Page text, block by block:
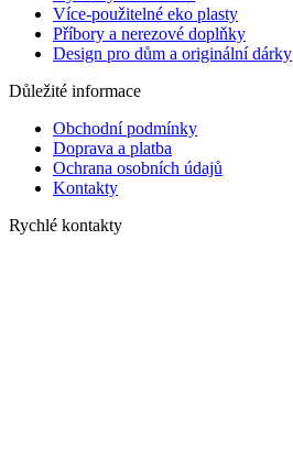
Více-použitelné eko plasty
Příbory a nerezové doplňky
Design pro dům a originální dárky
Důležité informace
Obchodní podmínky
Doprava a platba
Ochrana osobních údajů
Kontakty
Rychlé kontakty